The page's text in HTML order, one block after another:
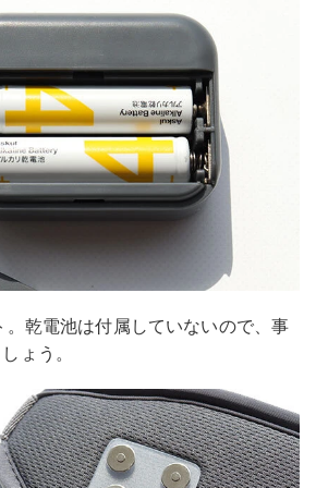
乾電池は付属していないので、事
ょう。